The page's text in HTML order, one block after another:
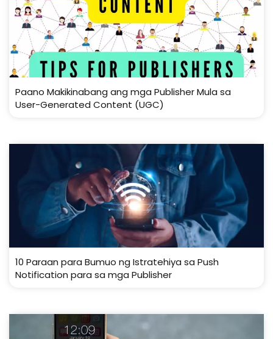
Paano Makikinabang ang mga Publisher Mula sa
User-Generated Content (UGC)
10 Paraan para Bumuo ng Istratehiya sa Push
Notification para sa mga Publisher